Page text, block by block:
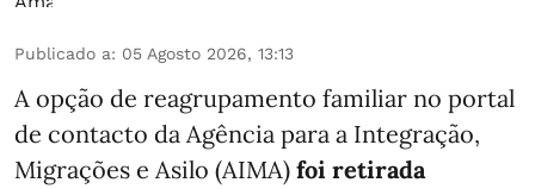
Publicado a: 05 Agosto 2026, 13:13
A opção de reagrupamento familiar no portal
de contacto da Agência para a Integração,
Migrações e Asilo (AIMA) foi retirada